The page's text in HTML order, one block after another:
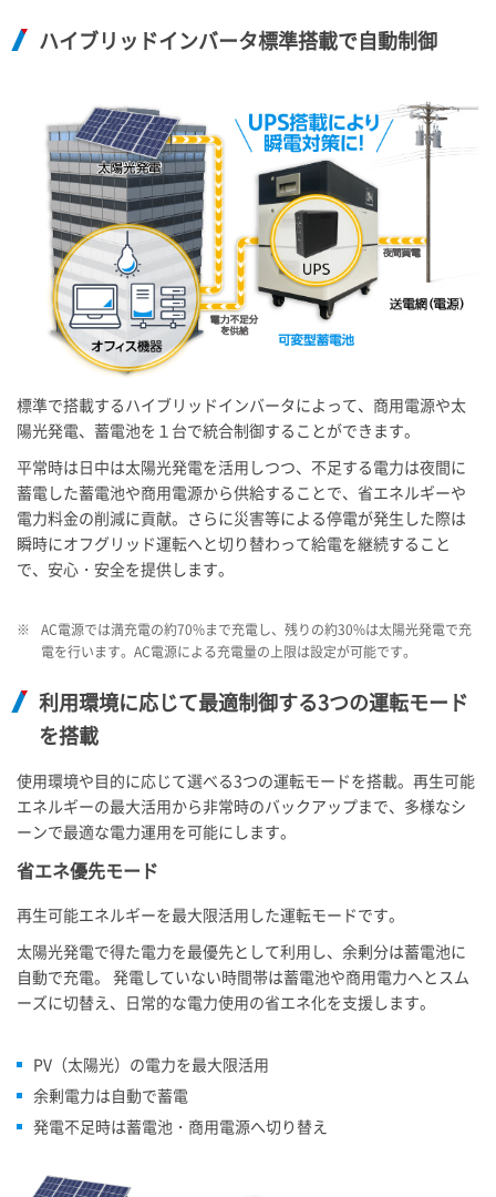
ハイブリッドインバータ標準搭載で自動制御
標準で搭載するハイブリッドインバータによって、商用電源や太
陽光発電、蓄電池を１台で統合制御することができます。
平常時は日中は太陽光発電を活用しつつ、不足する電力は夜間に
蓄電した蓄電池や商用電源から供給することで、省エネルギーや
電力料金の削減に貢献。さらに災害等による停電が発生した際は
瞬時にオフグリッド運転へと切り替わって給電を継続すること
で、安心・安全を提供します。
※
AC電源では満充電の約70%まで充電し、残りの約30%は太陽光発電で充
電を行います。AC電源による充電量の上限は設定が可能です。
利用環境に応じて最適制御する3つの運転モード
を搭載
使用環境や目的に応じて選べる3つの運転モードを搭載。再生可能
エネルギーの最大活用から非常時のバックアップまで、多様なシ
ーンで最適な電力運用を可能にします。
省エネ優先モード
再生可能エネルギーを最大限活用した運転モードです。
太陽光発電で得た電力を最優先として利用し、余剰分は蓄電池に
自動で充電。 発電していない時間帯は蓄電池や商用電力へとスム
ーズに切替え、日常的な電力使用の省エネ化を支援します。
PV（太陽光）の電力を最大限活用
余剰電力は自動で蓄電
発電不足時は蓄電池・商用電源へ切り替え